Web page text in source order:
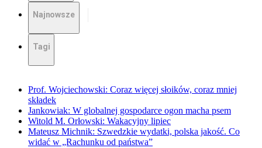
Najnowsze
Tagi
Prof. Wojciechowski: Coraz więcej słoików, coraz mniej
składek
Jankowiak: W globalnej gospodarce ogon macha psem
Witold M. Orłowski: Wakacyjny lipiec
Mateusz Michnik: Szwedzkie wydatki, polska jakość. Co
widać w „Rachunku od państwa”